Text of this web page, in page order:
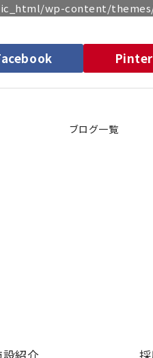
wp-content/
ブログ一覧